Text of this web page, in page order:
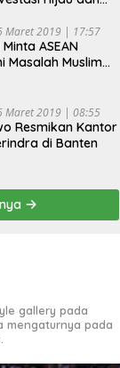
Maret 2019 | 17:57
ASEAN
Masalah Muslim
Maret 2019 | 08:55
Resmikan Kantor
di Banten
gallery pada
mengaturnya pada